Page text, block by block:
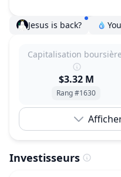
Jesus is back?
Capitalisation boursière
$3.32 M
Rang #1630
Investisseurs